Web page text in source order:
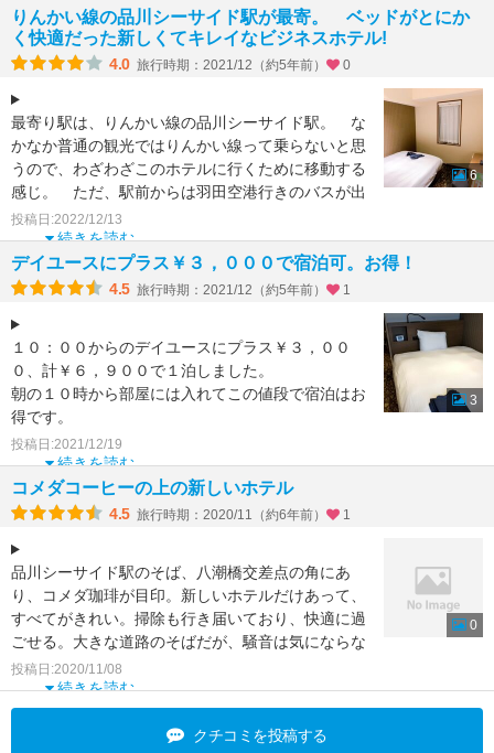
りんかい線の品川シーサイド駅が最寄。 ベッドがとにか
く快適だった新しくてキレイなビジネスホテル!
4.0 旅行時期：2021/12（約5年前） 0
最寄り駅は、りんかい線の品川シーサイド駅。 な
かなか普通の観光ではりんかい線って乗らないと思
うので、わざわざこのホテルに行くために移動する
感じ。 ただ、駅前からは羽田空港行きのバスが出
てましたので、羽
続きを読む
投稿日:2022/12/13
6
デイユースにプラス￥３，０００で宿泊可。お得！
4.5 旅行時期：2021/12（約5年前） 1
１０：００からのデイユースにプラス￥３，００
０、計￥６，９００で１泊しました。
朝の１０時から部屋には入れてこの値段で宿泊はお
得です。
場所もいい。近くにりんかい線の品川シーサイド駅
と、京急青物横
続きを読む
投稿日:2021/12/19
3
コメダコーヒーの上の新しいホテル
4.5 旅行時期：2020/11（約6年前） 1
品川シーサイド駅のそば、八潮橋交差点の角にあ
り、コメダ珈琲が目印。新しいホテルだけあって、
すべてがきれい。掃除も行き届いており、快適に過
ごせる。大きな道路のそばだが、騒音は気にならな
い。部屋は広めだが
続きを読む
投稿日:2020/11/08
0
クチコミを投稿する